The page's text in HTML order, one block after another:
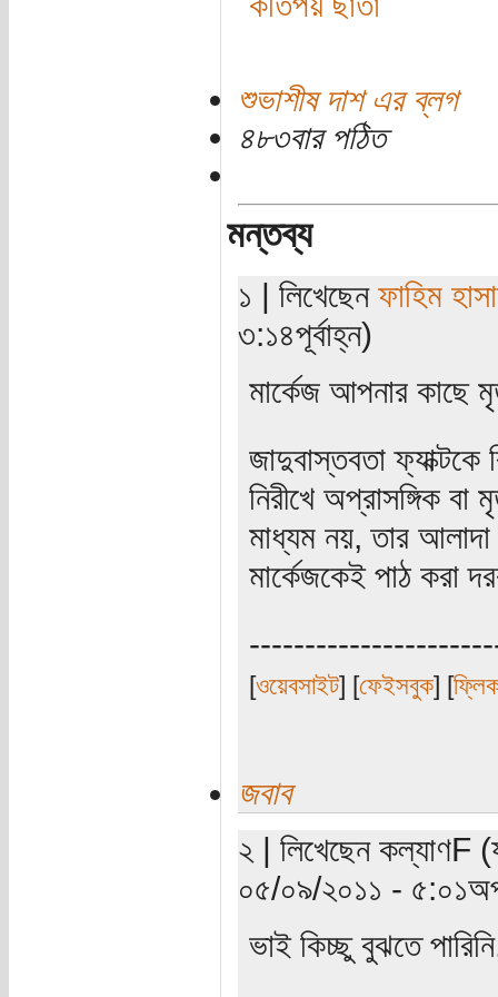
শুভাশীষ দাশ এর ব্লগ
৪৮৩বার পঠিত
মন্তব্য
১ | লিখেছেন ফাহিম
৩:১৪পূর্বাহ্ন)
মার্কেজ আপনার কাছে
জাদুবাস্তবতা ফ্যাক্টকে
নিরীখে অপ্রাসঙ্গিক
মাধ্যম নয়, তার
মার্কেজকেই পাঠ করা
[ওয়েবসাইট] [ফেইসবুক] [
জবাব
২ | লিখেছেন কল্যাণF
০৫/০৯/২০১১ -
ভাই কিচ্ছু বুঝতে